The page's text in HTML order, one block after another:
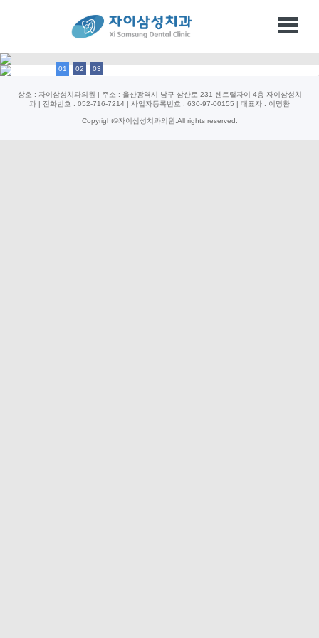
01 02 03
상호 : 자이삼성치과의원 | 주소 : 울산광역시 남구 삼산로 231 센트럴자이 4층 자이삼성치
과 | 전화번호 : 052-716-7214 | 사업자등록번호 : 630-97-00155 | 대표자 : 이명환
Copyright©자이삼성치과의원.All rights reserved.